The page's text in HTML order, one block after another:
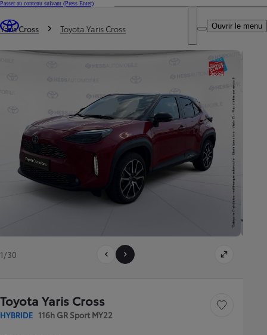
Passer au contenu suivant (Press Enter)
Trouvez un partenaire Toyota
DEALER NAME
Ouvrir le menu
Vous êtes ici
Yaris Cross Toyota Yaris Cross
1/30
Toyota Yaris Cross
HYBRIDE 116h GR Sport MY22
Sauvegarder le